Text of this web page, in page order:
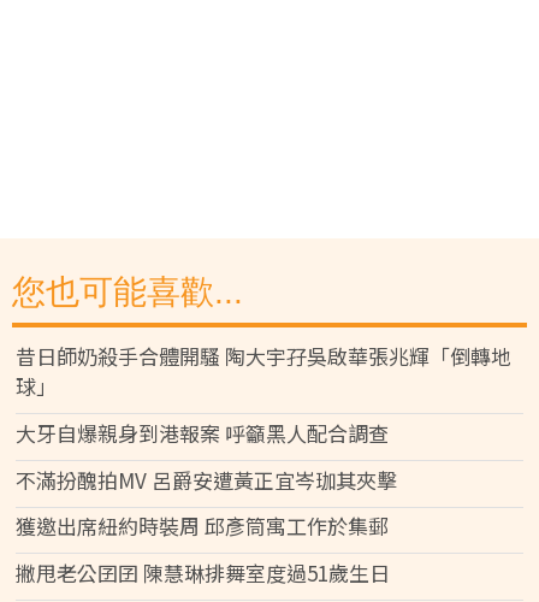
您也可能喜歡...
昔日師奶殺手合體開騷 陶大宇孖吳啟華張兆輝「倒轉地
球」
大牙自爆親身到港報案 呼籲黑人配合調查
不滿扮醜拍MV 呂爵安遭黃正宜岑珈其夾擊
獲邀出席紐約時裝周 邱彥筒寓工作於集郵
撇甩老公囝囝 陳慧琳排舞室度過51歲生日